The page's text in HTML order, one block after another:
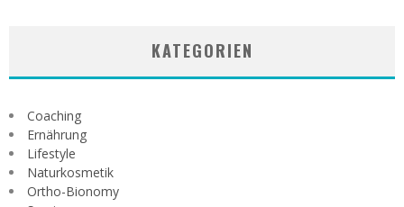
KATEGORIEN
Coaching
Ernährung
Lifestyle
Naturkosmetik
Ortho-Bionomy